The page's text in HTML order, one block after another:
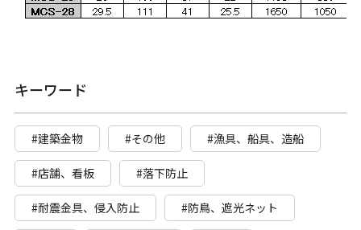
キーワード
#建築金物 #その他 #漁具、船具、造船
#店舗、看板 #落下防止
#耐震金具、侵入防止 #防鳥、遮光ネット